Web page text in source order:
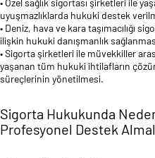
uyuşmazlıklarda hukuki destek
• Deniz, hava ve kara taşımacılığı
ilişkin hukuki danışmanlık
• Sigorta şirketleri ile müvekkiller
yaşanan tüm hukuki ihtilafların
süreçlerinin yönetilmesi.
Sigorta Hukukunda
Profesyonel Destek